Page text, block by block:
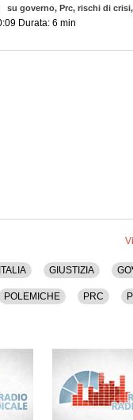
su governo, Prc, rischi di
Durata: 6 min
GIUSTIZIA
POLEMICHE PRC